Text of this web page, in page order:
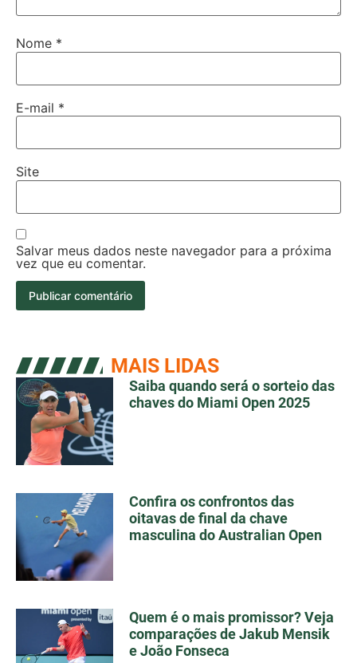
Nome *
E-mail *
Site
Salvar meus dados neste navegador para a próxima
vez que eu comentar.
MAIS LIDAS
Saiba quando será o sorteio das
chaves do Miami Open 2025
Confira os confrontos das
oitavas de final da chave
masculina do Australian Open
Quem é o mais promissor? Veja
comparações de Jakub Mensik
e João Fonseca